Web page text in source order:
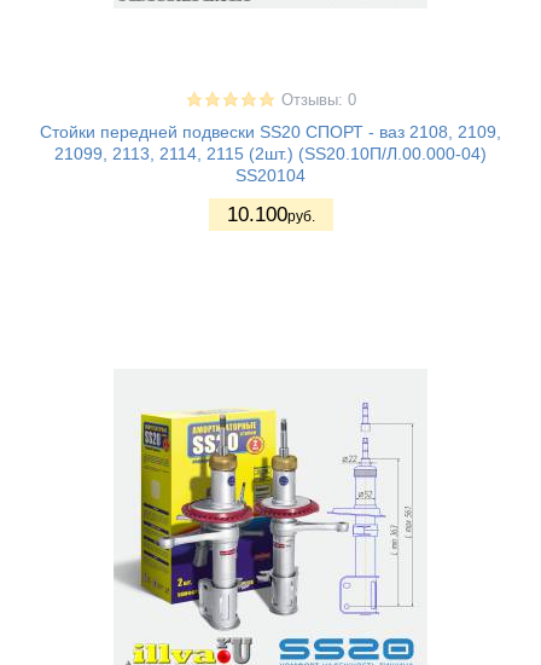
Отзывы: 0
Стойки передней подвески SS20 СПОРТ - ваз 2108, 2109,
21099, 2113, 2114, 2115 (2шт.) (SS20.10П/Л.00.000-04)
SS20104
10.100руб.